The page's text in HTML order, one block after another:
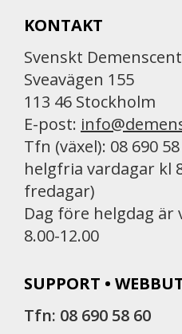
KONTAKT
Svenskt
Sveavägen 155
113 46 Stockholm
E-post:
Tfn (växel): 08 690
helgfria vardagar kl
fredagar)
Dag före helgdag är
8.00-12.00
SUPPORT •
Tfn: 08 690 58 60